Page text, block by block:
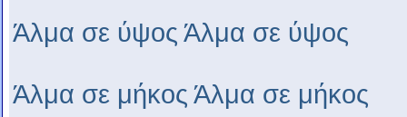
Άλμα σε ύψος Άλμα σε ύψος
Άλμα σε μήκος Άλμα σε μήκος